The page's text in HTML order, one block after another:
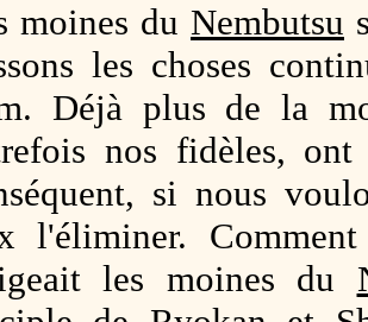
moines du Nembutsu
les choses
Déjà plus de la
nos fidèles,
si nous
l'éliminer.
les moines du